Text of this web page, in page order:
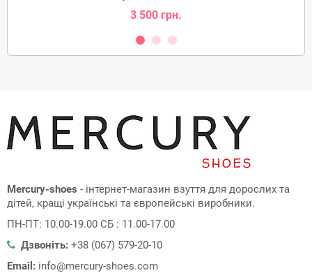
3 500 грн.
Mercury-shoes - інтернет-магазин взуття для дорослих та
дітей, кращі українські та європейські виробники.
ПН-ПТ: 10.00-19.00 СБ : 11.00-17.00
Дзвоніть: +38 (067) 579-20-10
Email: info@mercury-shoes.com